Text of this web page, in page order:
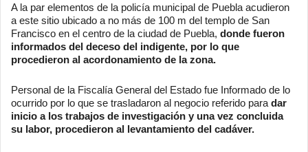
A la par elementos de la policía municipal de Puebla acudieron
a este sitio ubicado a no más de 100 m del templo de San
Francisco en el centro de la ciudad de Puebla, donde fueron
informados del deceso del indigente, por lo que
procedieron al acordonamiento de la zona.
Personal de la Fiscalía General del Estado fue Informado de lo
ocurrido por lo que se trasladaron al negocio referido para dar
inicio a los trabajos de investigación y una vez concluida
su labor, procedieron al levantamiento del cadáver.